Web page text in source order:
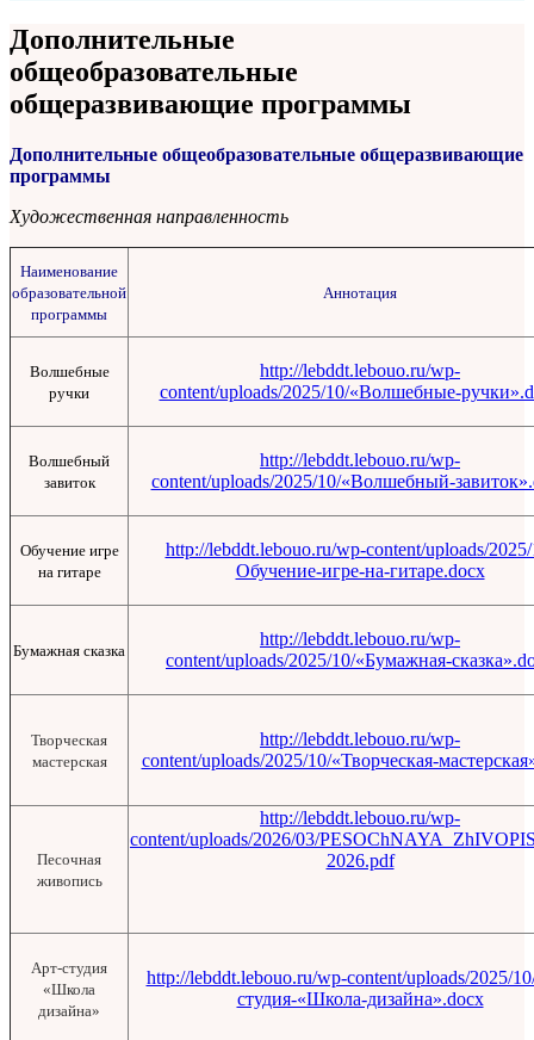
Дополнительные
общеобразовательные
общеразвивающие программы
Дополнительные общеобразовательные общеразвивающие
программы
Художественная направленность
Наименование
образовательной
программы
Аннотация
Волшебные
ручки
http://lebddt.lebouo.ru/wp-
content/uploads/2025/10/«Волшебные-
Волшебный
завиток
http://lebddt.lebouo.ru/wp-
content/uploads/2025/10/«Волшебный-
Обучение игре
на гитаре
http://lebddt.lebouo.ru/wp-content/uploads/
Обучение-игре-на-гитаре.docx
Бумажная сказка
http://lebddt.lebouo.ru/wp-
content/uploads/2025/10/«Бумажная-
Творческая
мастерская
http://lebddt.lebouo.ru/wp-
content/uploads/2025/10/«Творческая-
Песочная
живопись
http://lebddt.lebouo.ru/wp-
content/uploads/2026/03/
2026.pdf
Арт-студия
«Школа
дизайна»
http://lebddt.lebouo.ru/wp-content/uploads/2025/
студия-«Школа-дизайна».docx